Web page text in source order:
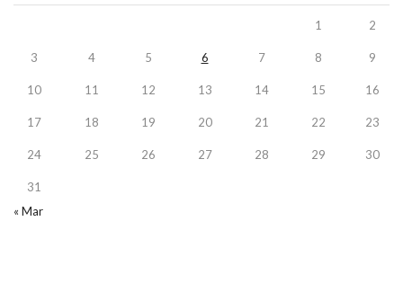
1 2
3 4 5 6 7 8 9
10 11 12 13 14 15 16
17 18 19 20 21 22 23
24 25 26 27 28 29 30
31
« Mar